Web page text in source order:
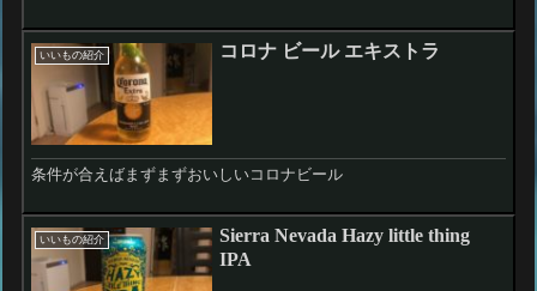
いいもの紹介 コロナ ビール エキストラ
条件が合えばまずまずおいしいコロナビール
いいもの紹介
Sierra Nevada Hazy little thing
IPA